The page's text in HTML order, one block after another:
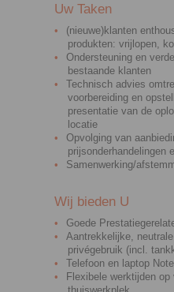
Uw Taken
(nieuwe)klanten
produkten: vrijlopen,
Ondersteuning en
bestaande klanten
Technisch advies
voorbereiding en
presentatie van de
locatie
Opvolging van
prijsonderhandelingen
Samenwerking/
Wij bieden U
Goede
Aantrekkelijke,
privégebruik (incl.
Telefoon en laptop
Flexibele werktijden